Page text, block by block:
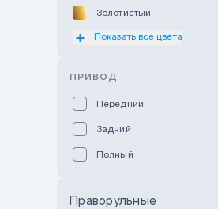
Золотистый
Оранжевый
Показать все цвета
ПРИВОД
Передний
Задний
Полный
Праворульные